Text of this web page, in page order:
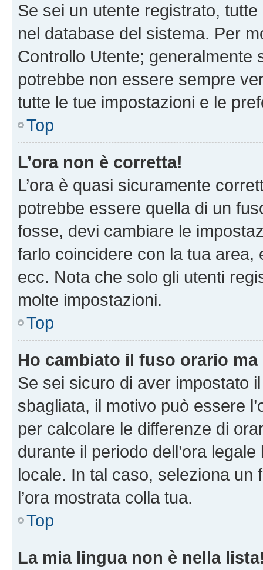
Se sei un utente registrato,
nel database del sistema. Per
Controllo Utente; generalmente
potrebbe non essere sempre
tutte le tue impostazioni e le
Top
L’ora non è corretta!
L’ora è quasi sicuramente
potrebbe essere quella di un
fosse, devi cambiare le
farlo coincidere con la tua area,
ecc. Nota che solo gli utenti
molte impostazioni.
Top
Ho cambiato il fuso orario ma
Se sei sicuro di aver impostato
sbagliata, il motivo può essere
per calcolare le differenze di
durante il periodo dell’ora
locale. In tal caso, seleziona
l’ora mostrata colla tua.
Top
La mia lingua non è nella